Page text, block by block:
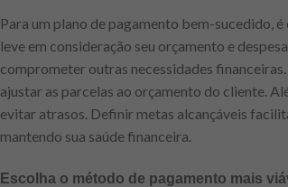
Para um plano de pagamento bem-sucedido,
leve em consideração seu orçamento e
comprometer outras necessidades
ajustar as parcelas ao orçamento do cliente.
evitar atrasos. Definir metas alcançáveis
mantendo sua saúde financeira.
Escolha o método de pagamento mais